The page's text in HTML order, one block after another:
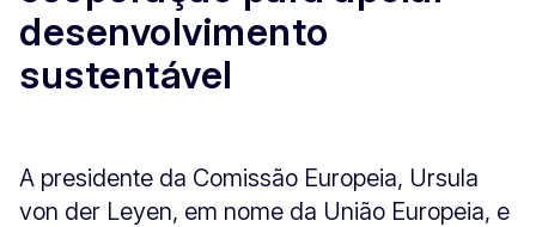
desenvolvimento
sustentável
A presidente da Comissão Europeia, Ursula
von der Leyen, em nome da União Europeia, e